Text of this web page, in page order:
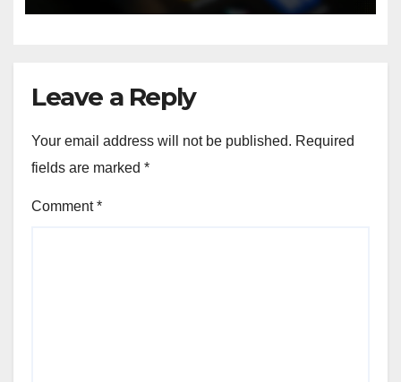
Leave a Reply
Your email address will not be published. Required
fields are marked *
Comment*